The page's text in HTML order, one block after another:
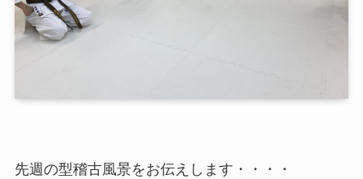
先週の型稽古風景をお伝えします・・・・